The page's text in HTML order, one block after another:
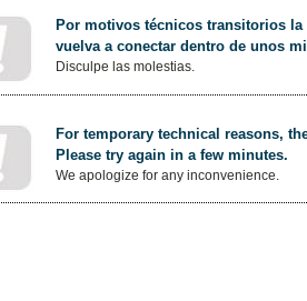
Por motivos técnicos transitorios
vuelva a conectar dentro de unos
Disculpe las molestias.
For temporary technical reasons,
Please try again in a few minutes.
We apologize for any inconvenience.